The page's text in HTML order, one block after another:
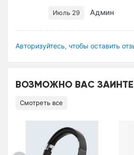
Июль 29 Админ
Авторизуйтесь, чтобы оставить
ВОЗМОЖНО ВАС
Смотреть все